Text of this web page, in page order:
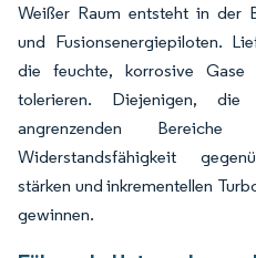
Weißer Raum entsteht in der
und Fusionsenergiepiloten.
die feuchte, korrosive Gase
tolerieren. Diejenigen,
angrenzenden
Widerstandsfähigkeit
stärken und inkrementellen
gewinnen.